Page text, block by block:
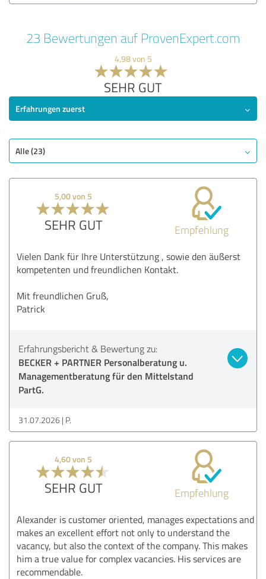
23 Bewertungen auf ProvenExpert.com
4,98 von 5
SEHR GUT
Erfahrungen zuerst
Alle (23)
5,00 von 5
SEHR GUT Empfehlung
Vielen Dank für Ihre Unterstützung , sowie den äußerst
kompetenten und freundlichen Kontakt.
Mit freundlichen Gruß,
Patrick
Erfahrungsbericht & Bewertung zu:
BECKER + PARTNER Personalberatung u.
Managementberatung für den Mittelstand
PartG.
31.07.2026 P.
4,60 von 5
SEHR GUT Empfehlung
Alexander is customer oriented, manages expectations and
makes an excellent effort not only to understand the
vacancy, but also the context of the company. This makes
him a true value for complex vacancies. His services are
recommendable.